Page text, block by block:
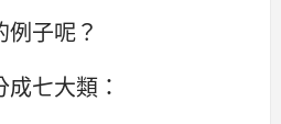
子呢？
七大類：